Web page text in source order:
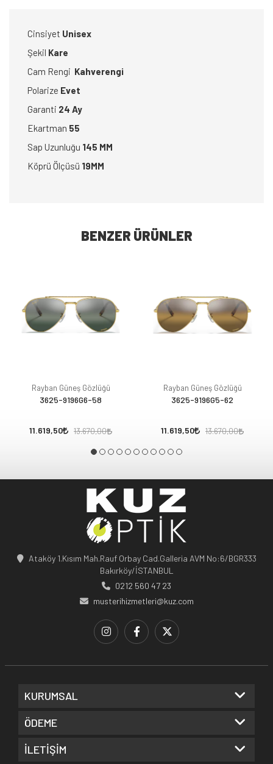
Cinsiyet Unisex
Şekil Kare
Cam Rengi Kahverengi
Polarize Evet
Garanti 24 Ay
Ekartman 55
Sap Uzunluğu 145 MM
Köprü Ölçüsü 19MM
BENZER ÜRÜNLER
Rayban Güneş Gözlüğü
3625-9196G6-58
11.619,50 13.670,00
Rayban Güneş Gözlüğü
3625-9196G5-62
11.619,50 13.670,00
Ataköy 1.Kısım Mah.Rauf Orbay Cad.Galleria AVM No:6/BGR333
Bakırköy/İSTANBUL
0212 560 47 23
musterihizmetleri@kuz.com
KURUMSAL
ÖDEME
İLETİŞİM